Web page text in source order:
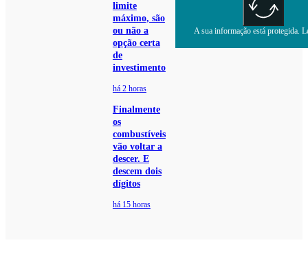
limite
máximo, são
ou não a
opção certa
de
investimento
há 2 horas
Finalmente
os
combustíveis
vão voltar a
descer. E
descem dois
dígitos
há 15 horas
A sua informação está protegida.